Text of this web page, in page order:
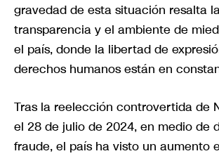
gravedad de esta situación resalta
transparencia y el ambiente de
el país, donde la libertad de
derechos humanos están en
Tras la reelección controvertida de
el 28 de julio de 2024, en medio de
fraude, el país ha visto un aumento